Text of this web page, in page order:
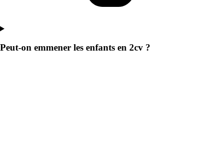
Peut-on emmener les enfants en 2cv ?